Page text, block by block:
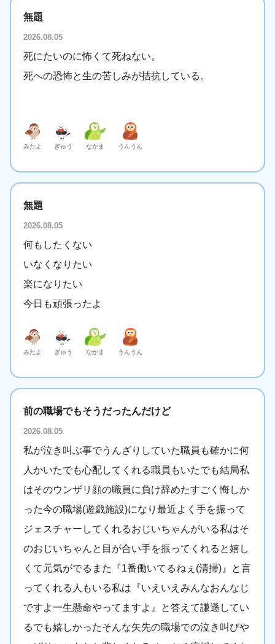
無題
2026.08.05
死にたいのに怖くて死ねない。
死への恐怖と生の苦しみが拮抗している。
みたよ ぎゅう なかま うんうん
無題
2026.08.05
何もしたくない
いなくなりたい
楽になりたい
今日も頑張ったよ
みたよ ぎゅう なかま うんうん
前の職場でもそうだったんだけど
2026.08.05
私が泣き叫ぶ事でうんざりしていた職員も確かに何
人かいたでも心配してくれる職員もいたでも結局私
はそのウンザリ顔の職員に負け辞めたすごく悔しか
った今の職場(遊戯施設)になり最近よく手を振って
ジェスチャーしてくれるおじいちゃんがいる私はそ
のおじいちゃんと目が合い手を振ってくれると嬉し
くて元気がでるまた『1番働いてるねぇ(清掃)』と言
ってくれる人もいる私は『いえいえみんなおんなじ
ですよ一生懸命やってますよ』と答えて謙遜してい
るでも嬉しかったそんな矢先の職場での泣き叫びや